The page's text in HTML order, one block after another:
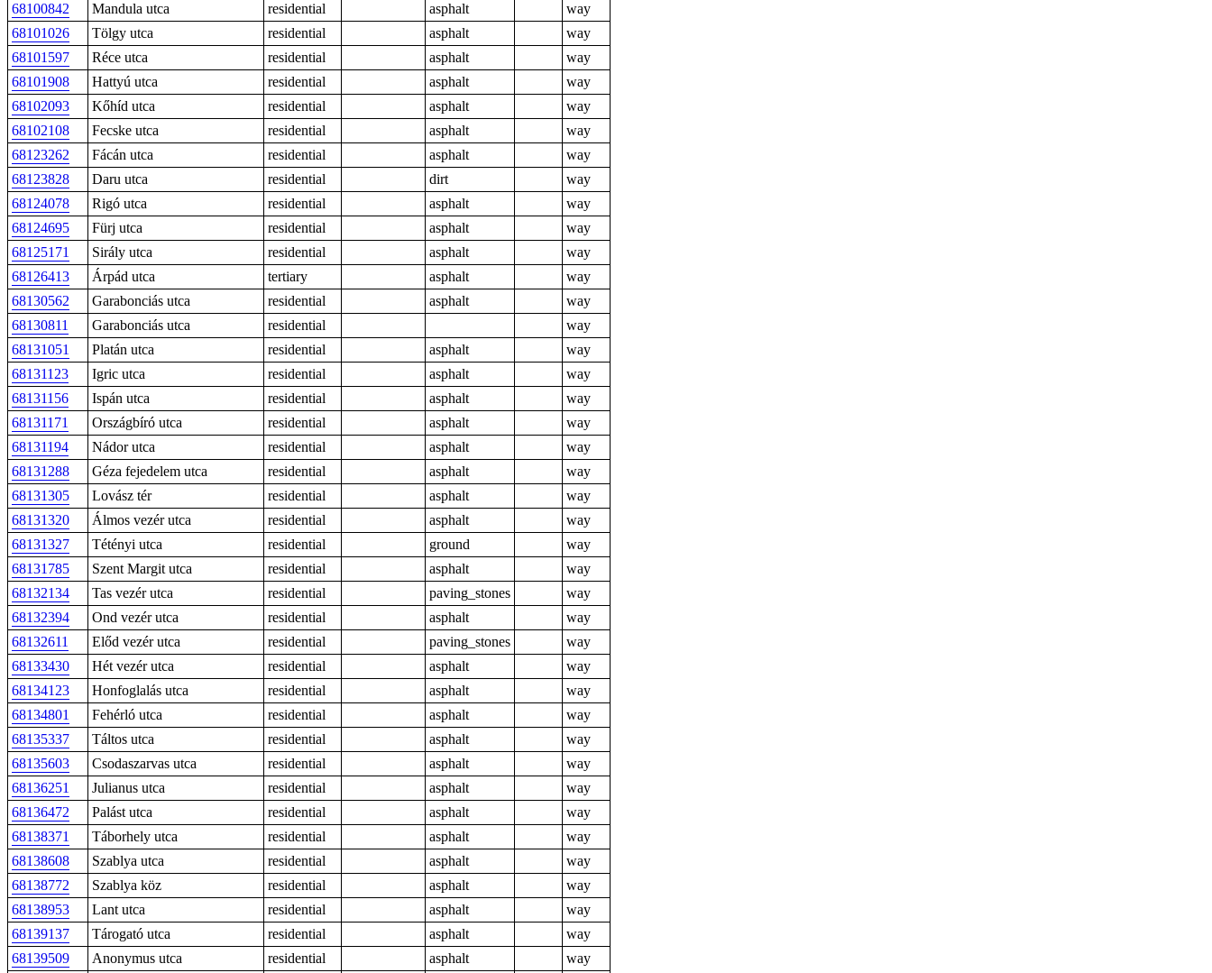
68100842
Mandula utca residential asphalt
way
68101026
Tölgy utca residential asphalt
way
68101597
Réce utca residential asphalt
way
68101908
Hattyú utca residential asphalt
way
68102093
Kőhíd utca residential asphalt
way
68102108
Fecske utca residential asphalt
way
68123262
Fácán utca residential asphalt
way
68123828
Daru utca residential dirt
way
68124078
Rigó utca residential asphalt
way
68124695
Fürj utca residential asphalt
way
68125171
Sirály utca residential asphalt
way
68126413
Árpád utca tertiary asphalt
way
68130562
Garabonciás utca residential asphalt
way
68130811
Garabonciás utca residential
way
68131051
Platán utca residential asphalt
way
68131123
Igric utca residential asphalt
way
68131156
Ispán utca residential asphalt
way
68131171
Országbíró utca residential asphalt
way
68131194
Nádor utca residential asphalt
way
68131288
Géza fejedelem utca residential asphalt
way
68131305
Lovász tér residential asphalt
way
68131320
Álmos vezér utca residential asphalt
way
68131327
Tétényi utca residential ground
way
68131785
Szent Margit utca residential asphalt
way
68132134
Tas vezér utca residential paving_stones
way
68132394
Ond vezér utca residential asphalt
way
68132611
Előd vezér utca residential paving_stones
way
68133430
Hét vezér utca residential asphalt
way
68134123
Honfoglalás utca residential asphalt
way
68134801
Fehérló utca residential asphalt
way
68135337
Táltos utca residential asphalt
way
68135603
Csodaszarvas utca residential asphalt
way
68136251
Julianus utca residential asphalt
way
68136472
Palást utca residential asphalt
way
68138371
Táborhely utca residential asphalt
way
68138608
Szablya utca residential asphalt
way
68138772
Szablya köz residential asphalt
way
68138953
Lant utca residential asphalt
way
68139137
Tárogató utca residential asphalt
way
68139509
Anonymus utca residential asphalt way